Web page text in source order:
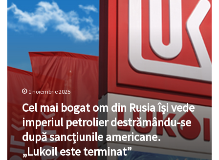
Rusia
își
vede
destrămându-
se
după
sancțiunile
americane.
„Lukoil
este
terminat”
1 noiembrie 2025
Cel mai bogat om din Rusia își vede
imperiul petrolier destrămându-se
după sancțiunile americane.
„Lukoil este terminat”